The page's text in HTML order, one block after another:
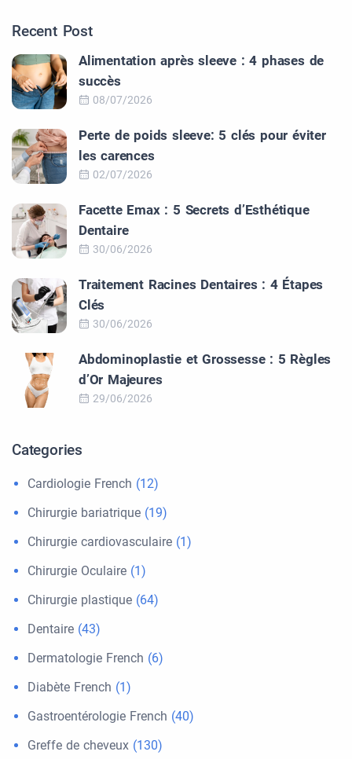
Recent Post
Alimentation après sleeve : 4 phases de
succès
08/07/2026
Perte de poids sleeve: 5 clés pour éviter
les carences
02/07/2026
Facette Emax : 5 Secrets d’Esthétique
Dentaire
30/06/2026
Traitement Racines Dentaires : 4 Étapes
Clés
30/06/2026
Abdominoplastie et Grossesse : 5 Règles
d’Or Majeures
29/06/2026
Categories
Cardiologie French (12)
Chirurgie bariatrique (19)
Chirurgie cardiovasculaire (1)
Chirurgie Oculaire (1)
Chirurgie plastique (64)
Dentaire (43)
Dermatologie French (6)
Diabète French (1)
Gastroentérologie French (40)
Greffe de cheveux (130)